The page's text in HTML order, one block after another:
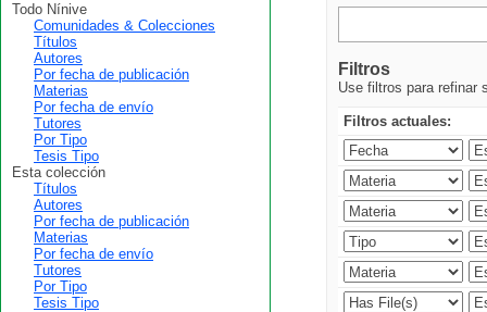
Filtros
Use filtros para refinar
Filtros actuales:
Todo Nínive
Comunidades & Colecciones
Títulos
Autores
Por fecha de publicación
Materias
Por fecha de envío
Tutores
Por Tipo
Tesis Tipo
Esta colección
Títulos
Autores
Por fecha de publicación
Materias
Por fecha de envío
Tutores
Por Tipo
Tesis Tipo